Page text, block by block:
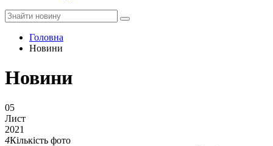
Головна
Новини
Новини
05
Лист
2021
4Кількість фото